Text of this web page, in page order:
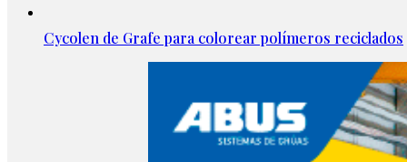
Cycolen de Grafe para colorear polímeros reciclados